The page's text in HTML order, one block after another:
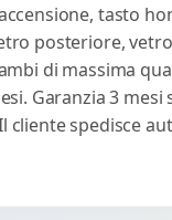
tasto
posteriore,
di massima
Garanzia 3 mesi
cliente spedisce